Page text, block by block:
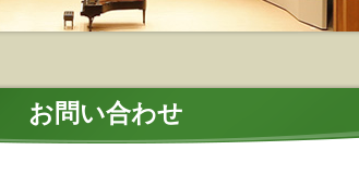
お問い合わせ